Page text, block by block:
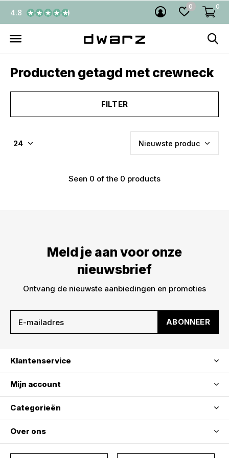
0 0
4.8
Producten getagd met crewneck
FILTER
Seen 0 of the 0 products
Meld je aan voor onze
nieuwsbrief
Ontvang de nieuwste aanbiedingen en promoties
ABONNEER
Klantenservice
Mijn account
Categorieën
Over ons